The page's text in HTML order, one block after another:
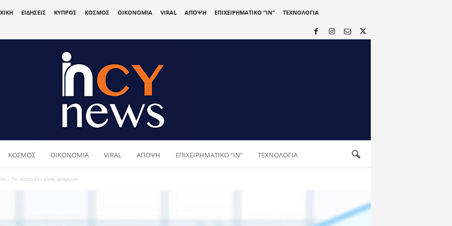
ΕΙΔΗΣΕΙΣ ΚΥΠΡΟΣ ΚΟΣΜΟΣ ΟΙΚΟΝΟΜΙΑ VIRAL ΑΠΟΨΗ ΕΠΙΧΕΙΡΗΜΑΤΙΚΟ “IN” ΤΕΧΝΟΛΟΓΙΑ
ΚΟΣΜΟΣ ΟΙΚΟΝΟΜΙΑ VIRAL ΑΠΟΨΗ ΕΠΙΧΕΙΡΗΜΑΤΙΚΟ “IN” ΤΕΧΝΟΛΟΓΙΑ
– Το αύριο δεν είναι γραμμικό